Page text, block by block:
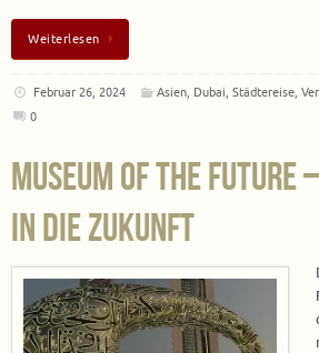
Weiterlesen
Februar 26, 2024 Asien Dubai ,Städtereise ,
0
Museum of the Future
in die Zukunft